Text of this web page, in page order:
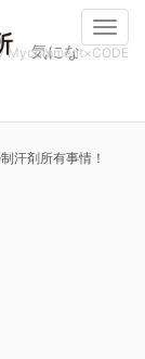
気にな
Mycomment×CODE
汗剤所有事情！